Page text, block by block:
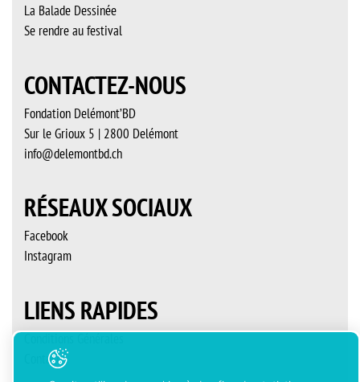
La Balade Dessinée
Se rendre au festival
CONTACTEZ-NOUS
Fondation Delémont’BD
Sur le Grioux 5 | 2800 Delémont
info@delemontbd.ch
RÉSEAUX SOCIAUX
Facebook
Instagram
LIENS RAPIDES
Contact